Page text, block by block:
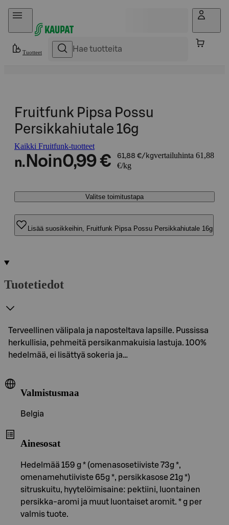
Hyppää sisältöön
Tuotteet
Fruitfunk Pipsa Possu
Persikkahiutale 16g
Kaikki Fruitfunk-tuotteet
n. Noin0,99 € 61,88 €/kgvertailuhinta 61,88
€/kg
Valitse toimitustapa
Lisää suosikkeihin, Fruitfunk Pipsa Possu Persikkahiutale 16g
Tuotetiedot
Terveellinen välipala ja naposteltava lapsille. Pussissa
herkullisia, pehmeitä persikanmakuisia lastuja. 100%
hedelmää, ei lisättyä sokeria ja…
Valmistusmaa
Belgia
Ainesosat
Hedelmää 159 g * (omenasosetiiviste 73g *,
omenamehutiiviste 65g *, persikkasose 21g *)
sitruskuitu, hyytelöimisaine: pektiini, luontainen
persikka-aromi ja muut luontaiset aromit. * g per
valmis tuote.